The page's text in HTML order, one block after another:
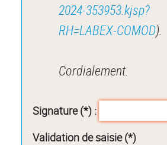
2024-353953.kjsp?
RH=LABEX-COMOD).
Cordialement.
Signature (*) :
Validation de saisie (*)